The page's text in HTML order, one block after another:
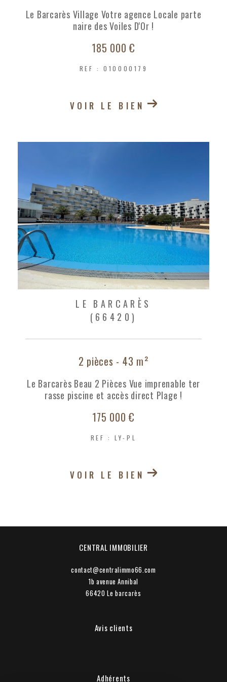
Le Barcarès Village Votre agence Locale parte
naire des Voiles D'Or !
185 000 €
REF : O10000179
VOIR LE BIEN
LE BARCARÈS
(66420)
2 pièces - 43 m²
Le Barcarès Beau 2 Pièces Vue imprenable ter
rasse piscine et accès direct Plage !
175 000 €
REF : LY-PL
VOIR LE BIEN
CENTRAL IMMOBILIER
contact@centralimmo66.com
1b avenue Annibal
66420 le barcarès
Avis clients
Adhérents